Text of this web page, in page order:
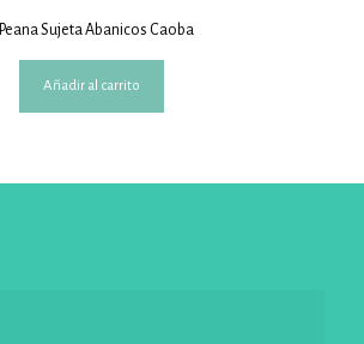
Peana Sujeta Abanicos Caoba
Añadir al carrito